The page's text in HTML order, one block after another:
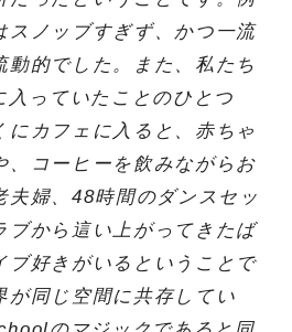
スノッブすぎず、かつ一流
動的でした。また、私たち
っていたことのひとつ
にカフェに入ると、赤ちゃ
、コーヒーを飲みながらお
夫婦、48時間のダンスセッ
ブから這い上がってきたば
ブ好きがいるということで
が同じ空間に共存してい